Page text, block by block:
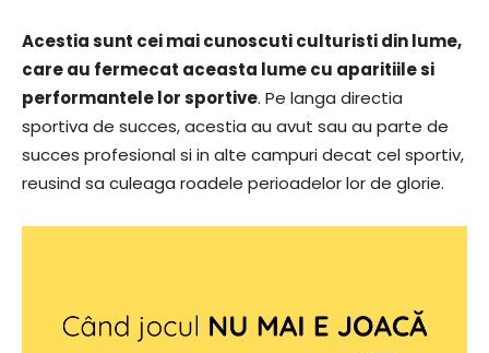
Acestia sunt cei mai cunoscuti culturisti din lume,
care au fermecat aceasta lume cu aparitiile si
performantele lor sportive. Pe langa directia
sportiva de succes, acestia au avut sau au parte de
succes profesional si in alte campuri decat cel sportiv,
reusind sa culeaga roadele perioadelor lor de glorie.